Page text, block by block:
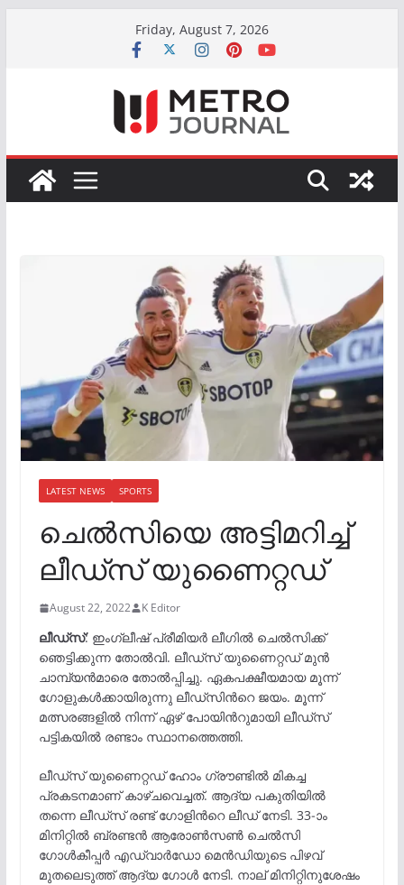
Friday, August 7, 2026
LATEST NEWS SPORTS
ചെല്‍സിയെ അട്ടിമറിച്ച്
ലീഡ്‌സ് യുണൈറ്റഡ്
August 22, 2022 K Editor
ലീഡ്‌സ്: ഇംഗ്ലീഷ് പ്രീമിയർ ലീഗിൽ ചെൽസിക്ക്
ഞെട്ടിക്കുന്ന തോൽവി. ലീഡ്സ് യുണൈറ്റഡ് മുൻ
ചാമ്പ്യൻമാരെ തോൽപ്പിച്ചു. ഏകപക്ഷീയമായ മൂന്ന്
ഗോളുകൾക്കായിരുന്നു ലീഡ്സിന്‍റെ ജയം. മൂന്ന്
മത്സരങ്ങളിൽ നിന്ന് ഏഴ് പോയിന്‍റുമായി ലീഡ്സ്
പട്ടികയിൽ രണ്ടാം സ്ഥാനത്തെത്തി.
ലീഡ്സ് യുണൈറ്റഡ് ഹോം ഗ്രൗണ്ടിൽ മികച്ച
പ്രകടനമാണ് കാഴ്ചവെച്ചത്. ആദ്യ പകുതിയിൽ
തന്നെ ലീഡ്സ് രണ്ട് ഗോളിന്‍റെ ലീഡ് നേടി. 33-ാം
മിനിറ്റിൽ ബ്രണ്ടൻ ആരോൺസൺ ചെൽസി
ഗോൾകീപ്പർ എഡ്വാർഡോ മെൻഡിയുടെ പിഴവ്
മുതലെടുത്ത് ആദ്യ ഗോൾ നേടി. നാല് മിനിറ്റിനുശേഷം